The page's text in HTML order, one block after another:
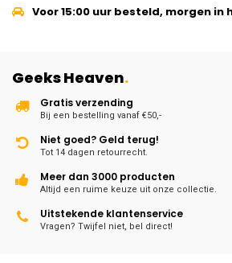
Voor 15:00 uur besteld, morgen in
Geeks Heaven.
Gratis verzending
Bij een bestelling vanaf €50,-
Niet goed? Geld terug!
Tot 14 dagen retourrecht.
Meer dan 3000 producten
Altijd een ruime keuze uit onze collectie.
Uitstekende klantenservice
Vragen? Twijfel niet, bel direct!